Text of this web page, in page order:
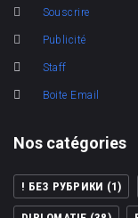
Souscrire
Publicité
Staff
Boite Email
Nos catégories
! БЕЗ РУБРИКИ (1)